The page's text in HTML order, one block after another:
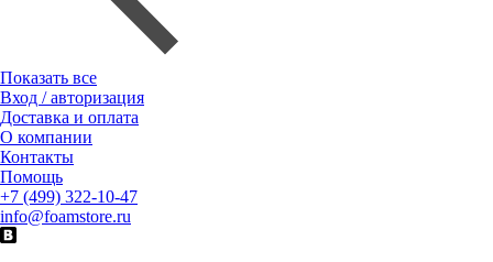
Показать все
Вход / авторизация
Доставка и оплата
О компании
Контакты
Помощь
+7 (499) 322-10-47
info@foamstore.ru